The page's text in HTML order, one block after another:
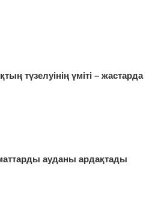
түзелуінің үміті – жастарда
ауданы ардақтады